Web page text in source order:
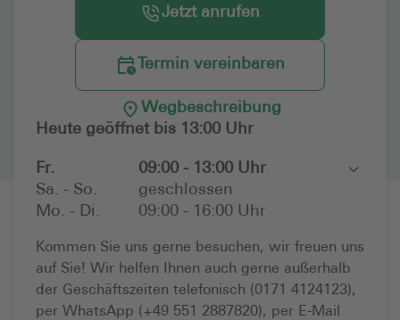
Jetzt anrufen
Termin vereinbaren
Wegbeschreibung
Heute geöffnet bis 13:00 Uhr
Fr.
09:00 - 13:00 Uhr
Sa. - So.
geschlossen
Mo. - Di.
09:00 - 16:00 Uhr
Toggle
Kommen Sie uns gerne besuchen, wir freuen uns
auf Sie! Wir helfen Ihnen auch gerne außerhalb
der Geschäftszeiten telefonisch (0171 4124123),
per WhatsApp (+49 551 2887820), per E-Mail